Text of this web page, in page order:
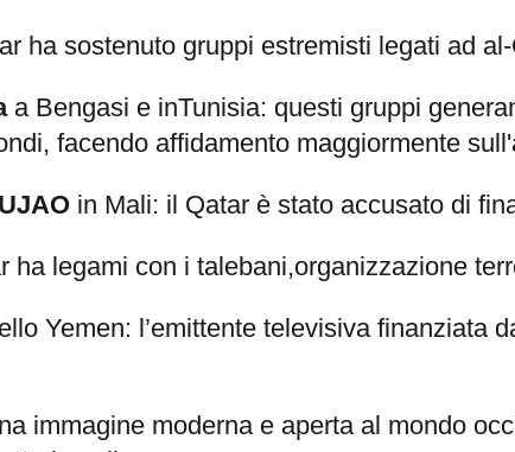
ha sostenuto gruppi estremisti legati ad
a Bengasi e inTunisia: questi gruppi
facendo affidamento maggiormente
in Mali: il Qatar è stato accusato di
ha legami con i talebani,organizzazione
Yemen: l’emittente televisiva finanziata
immagine moderna e aperta al mondo